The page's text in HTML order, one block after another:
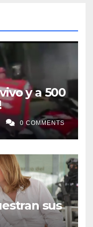
y a 500
0 COMMENTS
sus